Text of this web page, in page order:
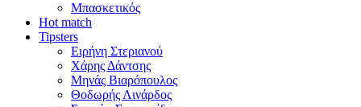
Μπασκετικός
Hot match
Tipsters
Ειρήνη Στεριανού
Χάρης Δάντσης
Μηνάς Βιαρόπουλος
Θοδωρής Λινάρδος